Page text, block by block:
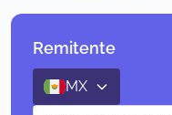
Remitente
MX